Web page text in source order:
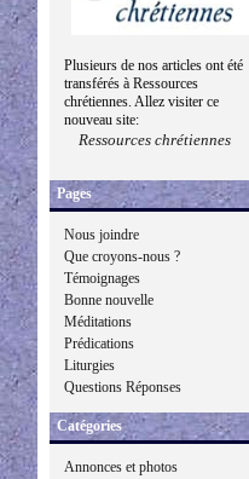
Plusieurs de nos articles ont été
transférés à Ressources
chrétiennes. Allez visiter ce
nouveau site:
Ressources chrétiennes
Pages
Nous joindre
Que croyons-nous ?
Témoignages
Bonne nouvelle
Méditations
Prédications
Liturgies
Questions Réponses
Catégories
Annonces et photos